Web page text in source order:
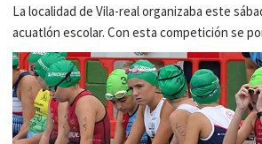
La localidad de Vila-real organizaba este
acuatlón escolar. Con esta competición se